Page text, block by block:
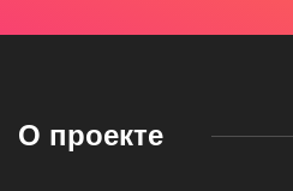
О проекте